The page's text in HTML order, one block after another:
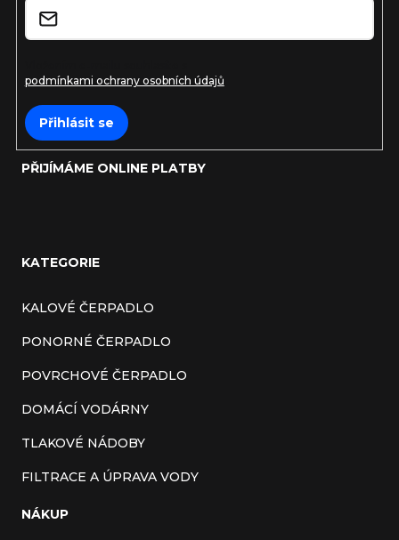
podmínkami ochrany osobních údajů
Přihlásit se
PŘIJÍMÁME ONLINE PLATBY
KATEGORIE
KALOVÉ ČERPADLO
PONORNÉ ČERPADLO
POVRCHOVÉ ČERPADLO
DOMÁCÍ VODÁRNY
TLAKOVÉ NÁDOBY
FILTRACE A ÚPRAVA VODY
NÁKUP